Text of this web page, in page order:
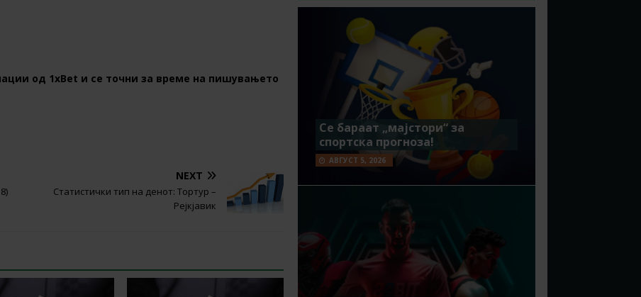
од 1хBet и се точни за време на пишувањето
NEXT
Статистички тип на денот: Тортур –
Рејкјавик
Се бараат „мајстори“ за
спортска прогноза!
АВГУСТ 5, 2026